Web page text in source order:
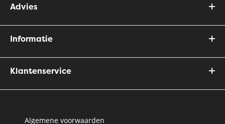
Advies
Informatie
Klantenservice
Algemene voorwaarden